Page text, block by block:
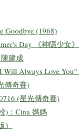
Goodbye (1968)
Day 《神隱少女》
建成
Always Love
傳奇賽)
(星光傳奇賽)
)：Cina 媽媽